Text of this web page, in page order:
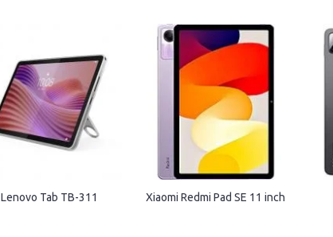
Lenovo Tab TB-311 Xiaomi Redmi Pad SE 11 inch